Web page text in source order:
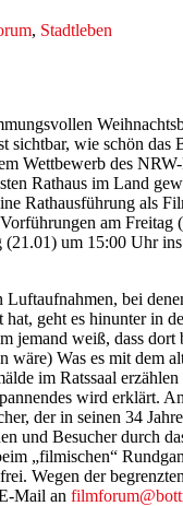
, Stadtleben
sichtbar, wie schön das
Wettbewerb des
Rathaus im Land
Rathausführung als
am Freitag
(21.01) um 15:00 Uhr
Luftaufnahmen, bei
hat, geht es hinunter in
jemand weiß, dass dort
wäre) Was es mit dem
im Ratssaal
wird erklärt.
der in seinen 34
und Besucher durch
„filmischen“
Wegen der
Mail an